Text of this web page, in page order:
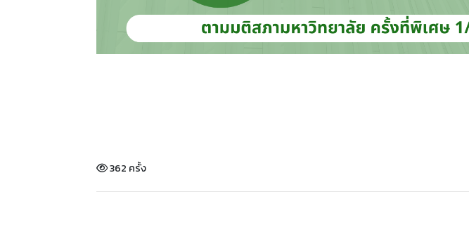
362 ครั้ง